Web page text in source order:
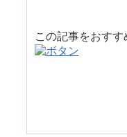
この記事をおす